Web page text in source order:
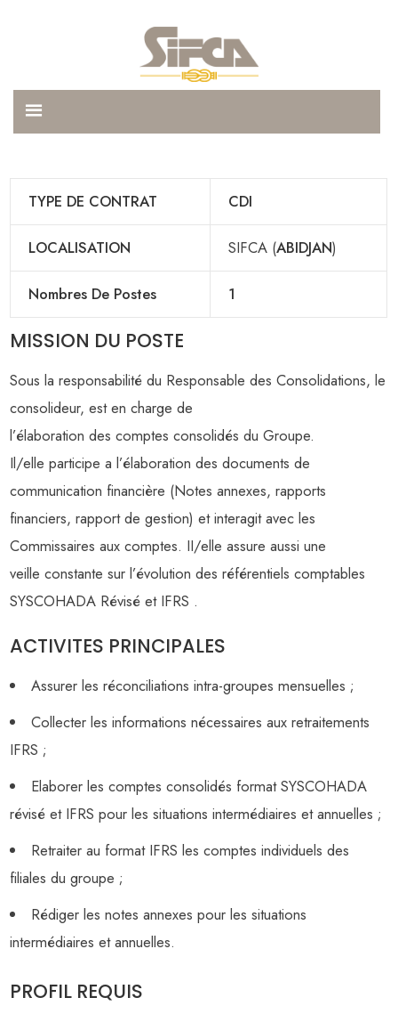
TYPE DE CONTRAT CDI
LOCALISATION SIFCA (ABIDJAN)
Nombres De Postes 1
MISSION DU POSTE
Sous la responsabilité du Responsable des Consolidations, le
consolideur, est en charge de
l’élaboration des comptes consolidés du Groupe.
Il/elle participe a l’élaboration des documents de
communication financière (Notes annexes, rapports
financiers, rapport de gestion) et interagit avec les
Commissaires aux comptes. II/elle assure aussi une
veille constante sur l’évolution des référentiels comptables
SYSCOHADA Révisé et IFRS .
ACTIVITES PRINCIPALES
Assurer les réconciliations intra-groupes mensuelles ;
Collecter les informations nécessaires aux retraitements
IFRS ;
Elaborer les comptes consolidés format SYSCOHADA
révisé et IFRS pour les situations intermédiaires et annuelles ;
Retraiter au format IFRS les comptes individuels des
filiales du groupe ;
Rédiger les notes annexes pour les situations
intermédiaires et annuelles.
PROFIL REQUIS